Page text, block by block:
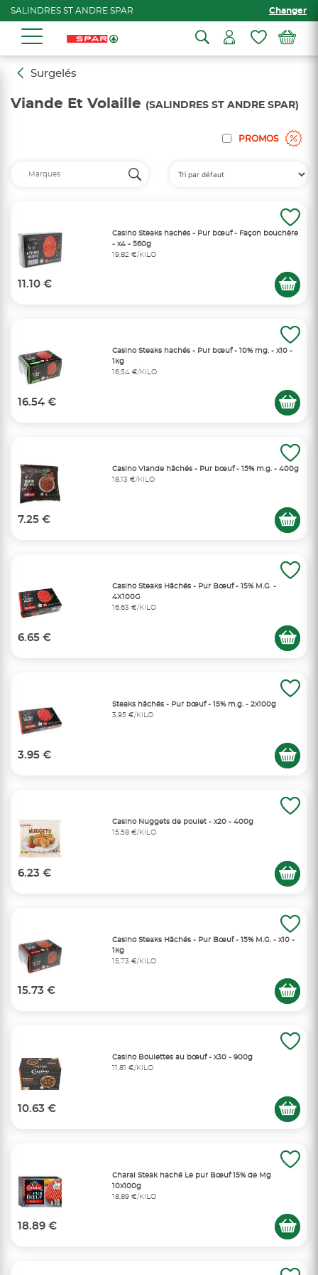
SALINDRES ST ANDRE SPAR Changer
Surgelés
Viande Et Volaille (SALINDRES ST ANDRE SPAR)
PROMOS
Casino Steaks hachés - Pur bœuf - Façon bouchère
- x4 - 560g
19,82 €/KILO
11.10 €
Casino Steaks hachés - Pur bœuf - 10% mg. - x10 -
1kg
16,54 €/KILO
16.54 €
Casino Viande hâchés - Pur bœuf - 15% m.g. - 400g
18,13 €/KILO
7.25 €
Casino Steaks Hâchés - Pur Bœuf - 15% M.G. -
4X100G
16,63 €/KILO
6.65 €
Steaks hâchés - Pur bœuf - 15% m.g. - 2x100g
3,95 €/KILO
3.95 €
Casino Nuggets de poulet - x20 - 400g
15,58 €/KILO
6.23 €
Casino Steaks Hâchés - Pur Bœuf - 15% M.G. - x10 -
1kg
15,73 €/KILO
15.73 €
Casino Boulettes au bœuf - x30 - 900g
11,81 €/KILO
10.63 €
Charal Steak haché Le pur Bœuf 15% de Mg
10x100g
18,89 €/KILO
18.89 €